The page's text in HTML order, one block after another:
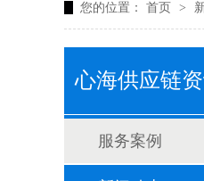
您的位置： 首页 >
心海供应链
服务案例